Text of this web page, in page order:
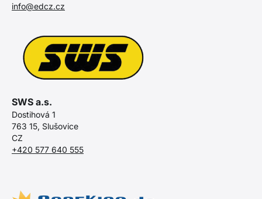
info@edcz.cz
SWS a.s.
Dostihová 1
763 15, Slušovice
CZ
+420 577 640 555